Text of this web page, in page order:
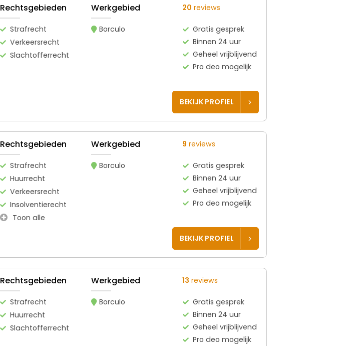
Rechtsgebieden
Strafrecht
Verkeersrecht
Slachtofferrecht
Werkgebied
Borculo
20 reviews
Gratis gesprek
Binnen 24 uur
Geheel vrijblijvend
Pro deo mogelijk
BEKIJK PROFIEL
Rechtsgebieden
Strafrecht
Huurrecht
Verkeersrecht
Insolventierecht
Toon alle
Werkgebied
Borculo
9 reviews
Gratis gesprek
Binnen 24 uur
Geheel vrijblijvend
Pro deo mogelijk
BEKIJK PROFIEL
Rechtsgebieden
Strafrecht
Huurrecht
Slachtofferrecht
Werkgebied
Borculo
13 reviews
Gratis gesprek
Binnen 24 uur
Geheel vrijblijvend
Pro deo mogelijk